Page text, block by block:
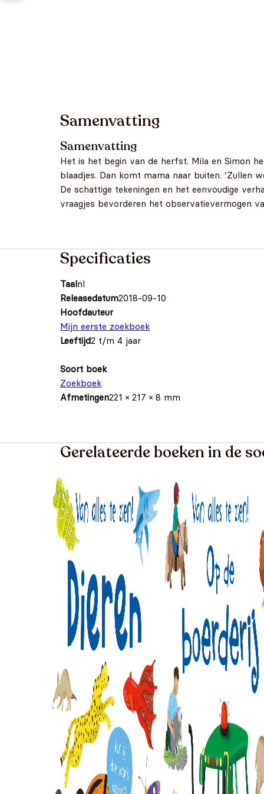
Samenvatting
Samenvatting
Het is het begin van de herfst. Mila en Simon
blaadjes. Dan komt mama naar buiten. ‘Zullen
De schattige tekeningen en het eenvoudige
vraagjes bevorderen het observatievermogen
Specificaties
Taalnl
Releasedatum2018-09-10
Hoofdauteur
Mijn eerste zoekboek
Leeftijd2 t/m 4 jaar
Soort boek
Zoekboek
Afmetingen221 × 217 × 8 mm
Gerelateerde boeken in de